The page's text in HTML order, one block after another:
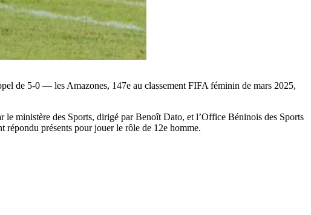
de 5-0 — les Amazones, 147e au classement FIFA féminin de mars 2025,
le ministère des Sports, dirigé par Benoît Dato, et l’Office Béninois des Sports
présents pour jouer le rôle de 12e homme.